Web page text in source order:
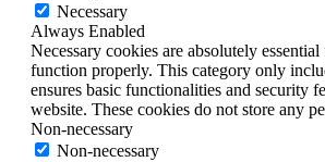
Necessary
Always Enabled
Necessary cookies are absolutely
function properly. This category only
ensures basic functionalities and security
website. These cookies do not store any
Non-necessary
Non-necessary